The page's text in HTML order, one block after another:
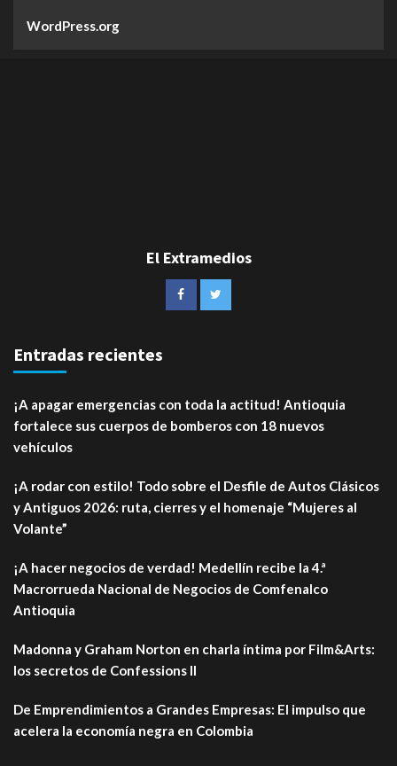
WordPress.org
El Extramedios
Entradas recientes
¡A apagar emergencias con toda la actitud! Antioquia
fortalece sus cuerpos de bomberos con 18 nuevos
vehículos
¡A rodar con estilo! Todo sobre el Desfile de Autos Clásicos
y Antiguos 2026: ruta, cierres y el homenaje “Mujeres al
Volante”
¡A hacer negocios de verdad! Medellín recibe la 4.ª
Macrorrueda Nacional de Negocios de Comfenalco
Antioquia
Madonna y Graham Norton en charla íntima por Film&Arts:
los secretos de Confessions II
De Emprendimientos a Grandes Empresas: El impulso que
acelera la economía negra en Colombia